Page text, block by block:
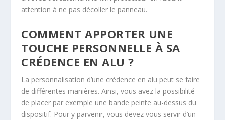
attention à ne pas décoller le panneau.
COMMENT APPORTER UNE
TOUCHE PERSONNELLE À SA
CRÉDENCE EN ALU ?
La personnalisation d’une crédence en alu peut se faire
de différentes manières. Ainsi, vous avez la possibilité
de placer par exemple une bande peinte au-dessus du
dispositif. Pour y parvenir, vous devez vous servir d’un